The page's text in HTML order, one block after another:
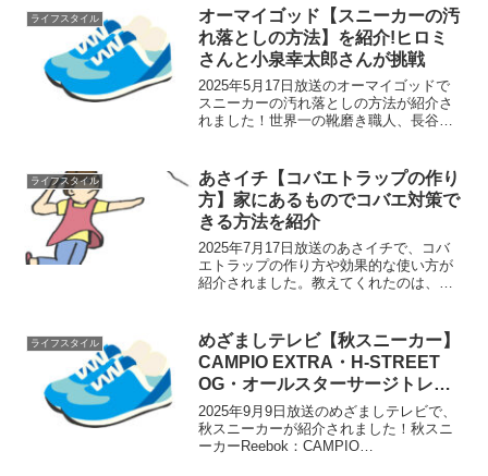
で、お湯が出る分だけの適度な隙間がで
きるからです。スト...
ライフスタイル
オーマイゴッド【スニーカーの汚
れ落としの方法】を紹介!ヒロミ
さんと小泉幸太郎さんが挑戦
2025年5月17日放送のオーマイゴッドで
スニーカーの汚れ落としの方法が紹介さ
れました！世界一の靴磨き職人、長谷川
の方法スニーカーの汚れ落としに必要な
ものクリームクレン...
ライフスタイル
あさイチ【コバエトラップの作り
方】家にあるものでコバエ対策で
きる方法を紹介
2025年7月17日放送のあさイチで、コバ
エトラップの作り方や効果的な使い方が
紹介されました。教えてくれたのは、害
トラップの材料少し深さのある小皿酢と
水：１：１の割合...
ライフスタイル
めざましテレビ【秋スニーカー】
CAMPIO EXTRA・H-STREET
OG・オールスターサージトレー
ナーMJ OG OXなど
2025年9月9日放送のめざましテレビで、
秋スニーカーが紹介されました！秋スニ
ーカーReebok：CAMPIO